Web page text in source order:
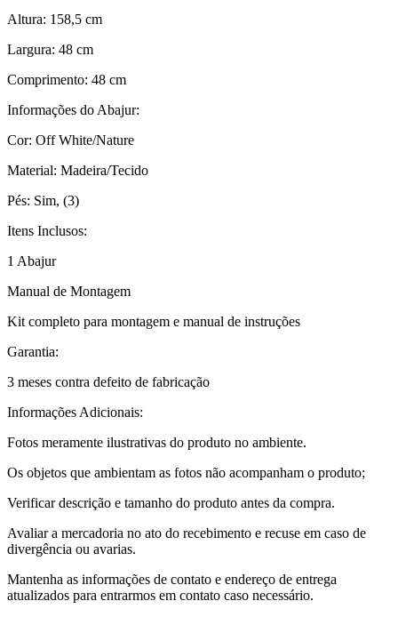
Altura: 158,5 cm
Largura: 48 cm
Comprimento: 48 cm
Informações do Abajur:
Cor: Off White/Nature
Material: Madeira/Tecido
Pés: Sim, (3)
Itens Inclusos:
1 Abajur
Manual de Montagem
Kit completo para montagem e manual de instruções
Garantia:
3 meses contra defeito de fabricação
Informações Adicionais:
Fotos meramente ilustrativas do produto no ambiente.
Os objetos que ambientam as fotos não acompanham o produto;
Verificar descrição e tamanho do produto antes da compra.
Avaliar a mercadoria no ato do recebimento e recuse em caso de
divergência ou avarias.
Mantenha as informações de contato e endereço de entrega
atualizados para entrarmos em contato caso necessário.